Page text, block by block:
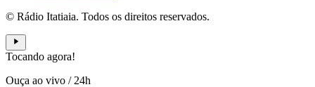
© Rádio Itatiaia. Todos os direitos reservados.
Tocando agora!
Ouça ao vivo / 24h